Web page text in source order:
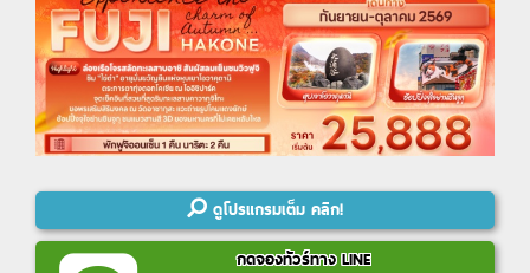
ดูโปรแกรมเต็ม คลิก!
กดจองทัวร์ทาง LINE